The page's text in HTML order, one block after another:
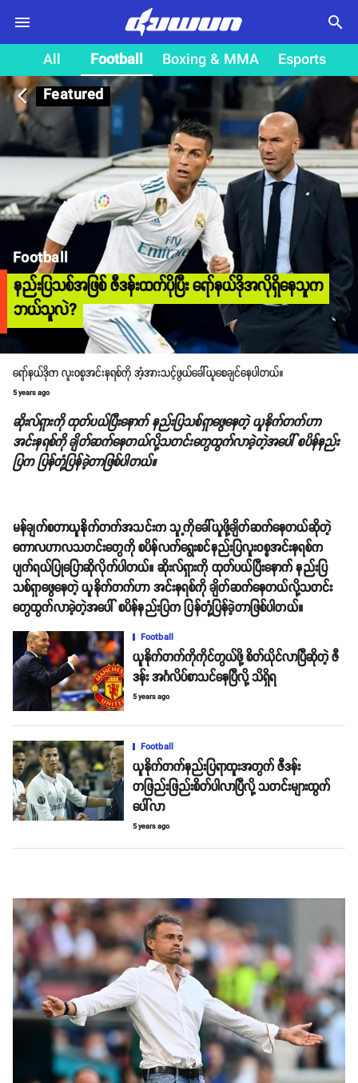
search
All Football Boxing & MMA
Esports
Featured
arrow_back_ios
Football
နည်းပြသစ်အဖြစ် ဇီဒန်းထက်ပိုပြီး ရော်နယ်ဒိုအလိုရှိနေသူက
ဘယ်သူလဲ?
ရော်နယ်ဒိုက လူး၀စ္စအင်းနရစ်ကို အံ့အားသင့်ဖွယ်ခေါ်ယူစေချင်နေပါတယ်။
5 years ago
ဆိုးလ်ရှားကို ထုတ်ပယ်ပြီးနောက် နည်းပြသစ်ရှာဖွေနေတဲ့ ယူနိုက်တက်ဟာ
အင်းနရစ်ကို ချိတ်ဆက်နေတယ်လို့သတင်းတွေထွက်လာခဲ့တဲ့အပေါ် စပိန်နည်း
ပြက ပြန်တုံ့ပြန်ခဲ့တာဖြစ်ပါတယ်။
မန်ချက်စတာယူနိုက်တက်အသင်းက သူ့ကိုခေါ်ယူဖို့ချိတ်ဆက်နေတယ်ဆိုတဲ့
ကောလဟာလသတင်းတွေကို စပိန်လက်ရွေးစင်နည်းပြလူး၀စ္စအင်းနရစ်က
ပျက်ရယ်ပြုပြောဆိုလိုက်ပါတယ်။ ဆိုးလ်ရှားကို ထုတ်ပယ်ပြီးနောက် နည်းပြ
သစ်ရှာဖွေနေတဲ့ ယူနိုက်တက်ဟာ အင်းနရစ်ကို ချိတ်ဆက်နေတယ်လို့သတင်း
တွေထွက်လာခဲ့တဲ့အပေါ် စပိန်နည်းပြက ပြန်တုံ့ပြန်ခဲ့တာဖြစ်ပါတယ်။
Football
ယူနိုက်တက်ကိုကိုင်တွယ်ဖို့ စိတ်ယိုင်လာပြီဆိုတဲ့ ဇီ
ဒန်း အင်္ဂလိပ်စာသင်နေပြီလို့ သိရှိရ
5 years ago
Football
ယူနိုက်တက်နည်းပြရာထူးအတွက် ဇီဒန်း
တဖြည်းဖြည်းစိတ်ပါလာပြီလို့ သတင်းများထွက်
ပေါ်လာ
5 years ago